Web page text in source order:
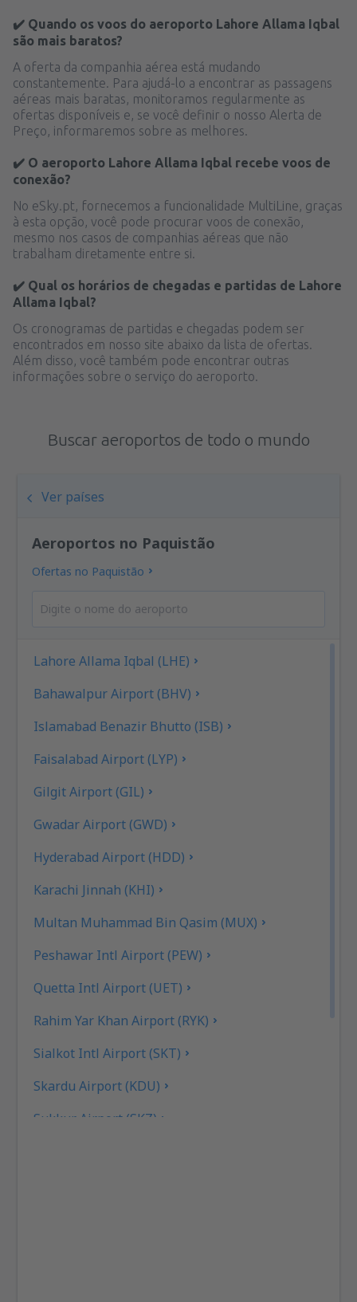
✔️ Quando os voos do aeroporto Lahore Allama Iqbal
são mais baratos?
A oferta da companhia aérea está mudando
constantemente. Para ajudá-lo a encontrar as passagens
aéreas mais baratas, monitoramos regularmente as
ofertas disponíveis e, se você definir o nosso Alerta de
Preço, informaremos sobre as melhores.
✔️ O aeroporto Lahore Allama Iqbal recebe voos de
conexão?
No eSky.pt, fornecemos a funcionalidade MultiLine, graças
à esta opção, você pode procurar voos de conexão,
mesmo nos casos de companhias aéreas que não
trabalham diretamente entre si.
✔️ Qual os horários de chegadas e partidas de Lahore
Allama Iqbal?
Os cronogramas de partidas e chegadas podem ser
encontrados em nosso site abaixo da lista de ofertas.
Além disso, você também pode encontrar outras
informações sobre o serviço do aeroporto.
Buscar aeroportos de todo o mundo
Ver países
Aeroportos no Paquistão
Ofertas no Paquistão
Lahore Allama Iqbal (LHE)
Bahawalpur Airport (BHV)
Islamabad Benazir Bhutto (ISB)
Faisalabad Airport (LYP)
Gilgit Airport (GIL)
Gwadar Airport (GWD)
Hyderabad Airport (HDD)
Karachi Jinnah (KHI)
Multan Muhammad Bin Qasim (MUX)
Peshawar Intl Airport (PEW)
Quetta Intl Airport (UET)
Rahim Yar Khan Airport (RYK)
Sialkot Intl Airport (SKT)
Skardu Airport (KDU)
Sukkur Airport (SKZ)